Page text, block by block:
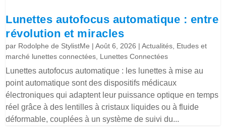
Lunettes autofocus automatique : entre
révolution et miracles
par Rodolphe de StylistMe |Août 6, 2026 |Actualités Etudes et
marché lunettes connectées Lunettes Connectées
Lunettes autofocus automatique : les lunettes à mise au
point automatique sont des dispositifs médicaux
électroniques qui adaptent leur puissance optique en temps
réel grâce à des lentilles à cristaux liquides ou à fluide
déformable, couplées à un système de suivi du...